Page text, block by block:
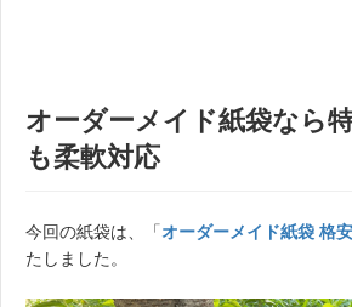
オーダーメイド紙袋なら
も柔軟対応
今回の紙袋は、「オーダーメイド紙袋 格
たしました。